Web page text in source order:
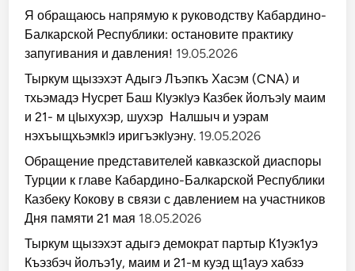
Я обращаюсь напрямую к руководству Кабардино-
Балкарской Республики: остановите практику
запугивания и давления! 19.05.2026
Тыркум щызэхэт Адыгэ Лъэпкъ Хасэм (CNA) и
тхьэмадэ Нусрет Баш КIуэкIуэ Казбек йолъэIу маим
и 21- м цIыхухэр, шухэр Налшыч и уэрам
нэхъыщхьэмкIэ иригъэкIуэну. 19.05.2026
Обращение представителей кавказской диаспоры
Турции к главе Кабардино-Балкарской Республики
Казбеку Кокову в связи с давлением на участников
Дня памяти 21 мая 18.05.2026
Тыркум щызэхэт адыгэ демократ партыр К1уэк1уэ
Къэзбэч йолъэ1у, маим и 21-м куэд щ1ауэ хабзэ